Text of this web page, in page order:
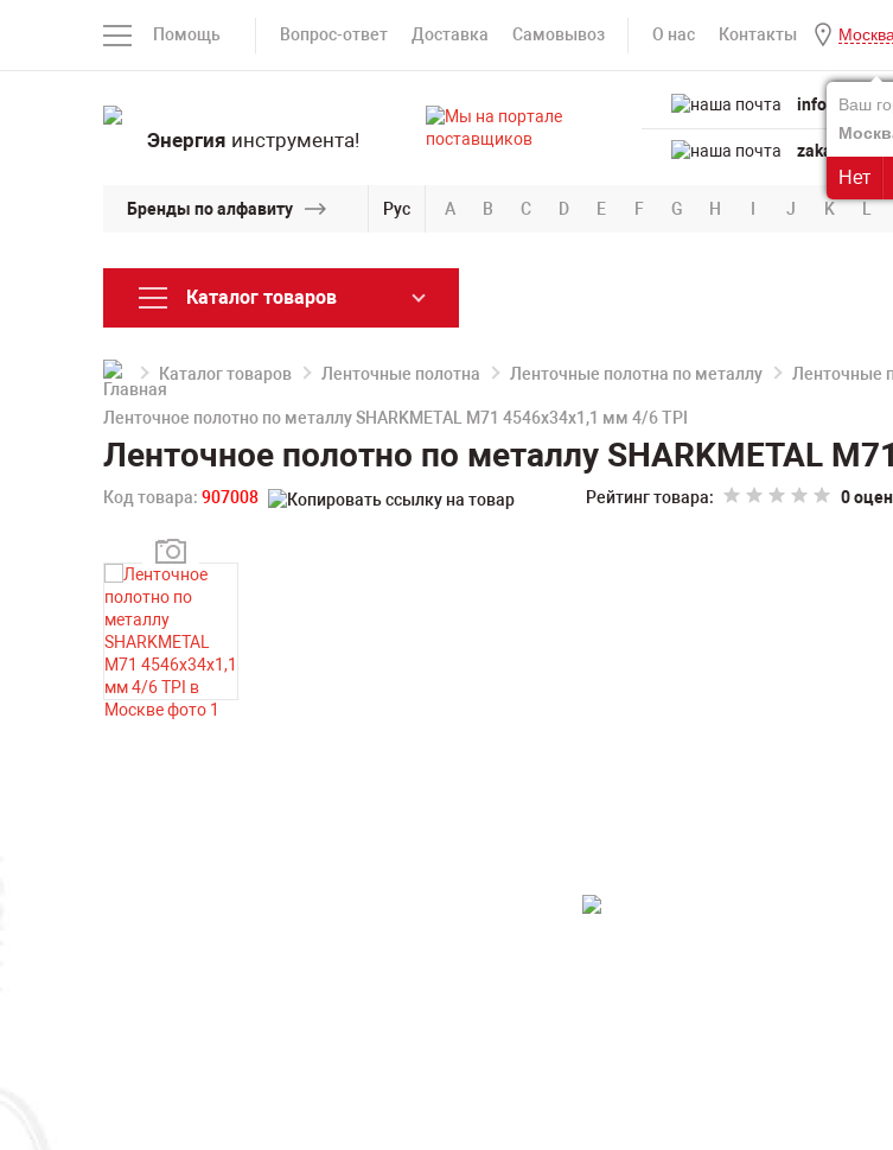
Помощь Вопрос-ответ Доставка Самовывоз О нас Контакты Москва
Ваш
Нет
Энергия инструмента!
Бренды по алфавиту Рус A B C D E F G H I J K L
Каталог товаров
Каталог товаров Ленточные полотна Ленточные полотна по металлу Ленточные
Ленточное полотно по металлу SHARKMETAL M71 4546х34х1,1 мм 4/6 TPI
Ленточное полотно по металлу SHARKMETAL
Код товара: 907008 Рейтинг товара: 0